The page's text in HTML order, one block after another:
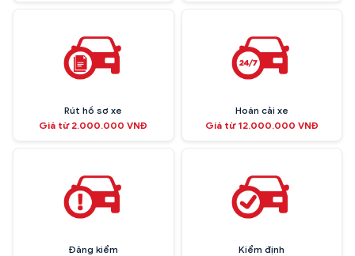
Rút hồ sơ xe
Giá từ 2.000.000 VNĐ
Hoán cải xe
Giá từ 12.000.000 VNĐ
Đăng kiểm
Kiểm định